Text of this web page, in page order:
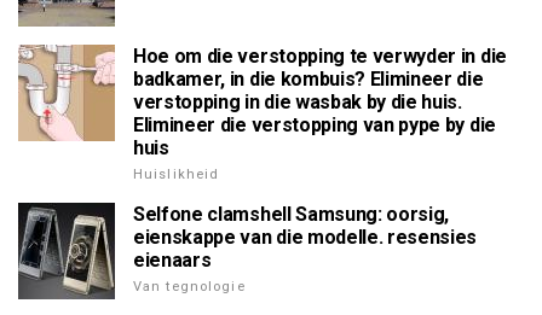
Hoe om die verstopping te verwyder in die
badkamer, in die kombuis? Elimineer die
verstopping in die wasbak by die huis.
Elimineer die verstopping van pype by die
huis
Huislikheid
Selfone clamshell Samsung: oorsig,
eienskappe van die modelle. resensies
eienaars
Van tegnologie